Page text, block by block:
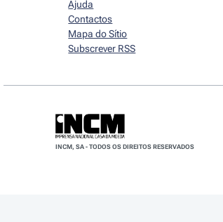
Ajuda
Contactos
Mapa do Sítio
Subscrever RSS
INCM, SA - TODOS OS DIREITOS RESERVADOS